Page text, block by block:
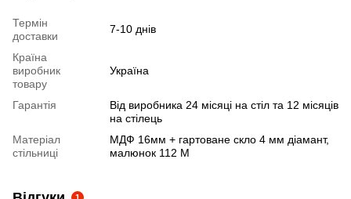
Термін
доставки
7-10 днів
Країна
виробник
товару
Україна
Гарантія
Від виробника 24 місяці на стіл та 12 місяців
на стілець
Матеріал
стільниці
МДФ 16мм + гартоване скло 4 мм діамант,
малюнок 112 М
1